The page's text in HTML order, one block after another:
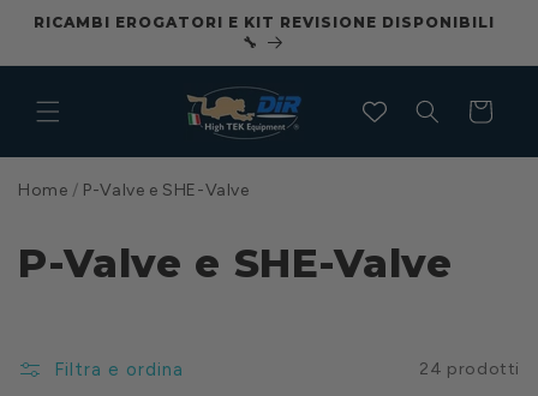
direttamente
RICAMBI EROGATORI E KIT REVISIONE DISPONIBILI
🔧
Carrello
Home / P-Valve e SHE-Valve
P-Valve e SHE-Valve
Filtra e ordina 24 prodotti